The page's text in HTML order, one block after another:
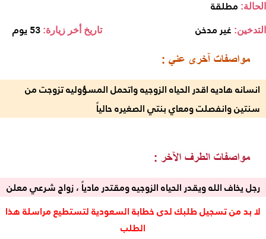
الحالة: مطلقة
تاريخ أخر زيارة: 53 يوم التدخين: غير مدخن
انسانه هاديه اقدر الحياه الزوجيه واتحمل المسؤوليه تزوجت من
سنتين وانفصلت ومعاي بنتي الصغيره حالياً
رجل يخاف الله ويقدر الحياه الزوجيه ومقتدر مادياً ، زواج شرعي معلن
لا بد من تسجيل طلبك لدى خطابة السعودية لتستطيع مراسلة هذا
الطلب